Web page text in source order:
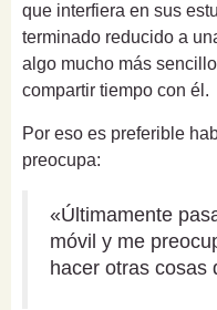
que interfiera en sus
terminado reducido a
algo mucho más
compartir tiempo con él.
Por eso es preferible
preocupa:
«Últimamente
móvil y me
hacer otras cosas